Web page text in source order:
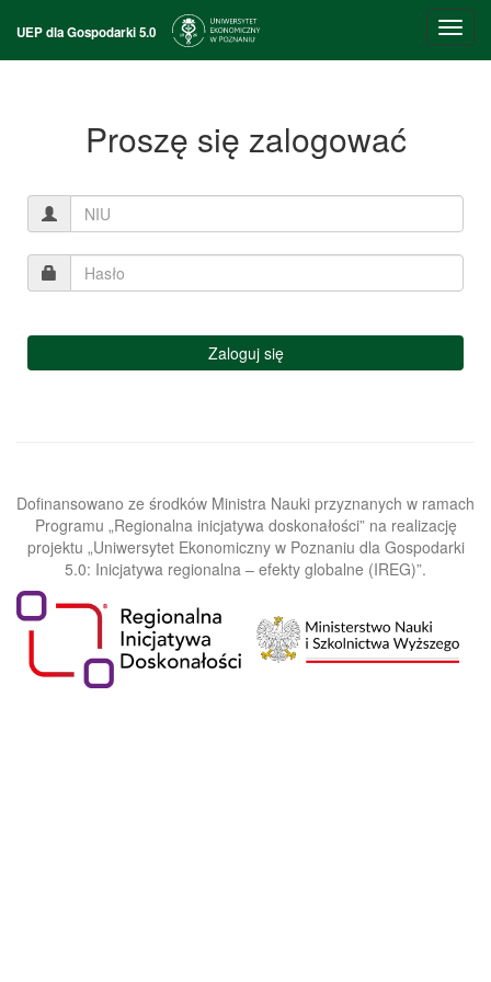
UEP dla Gospodarki 5.0
Proszę się zalogować
Zaloguj się
Dofinansowano ze środków Ministra Nauki przyznanych w ramach
Programu „Regionalna inicjatywa doskonałości” na realizację
projektu „Uniwersytet Ekonomiczny w Poznaniu dla Gospodarki
5.0: Inicjatywa regionalna – efekty globalne (IREG)”.